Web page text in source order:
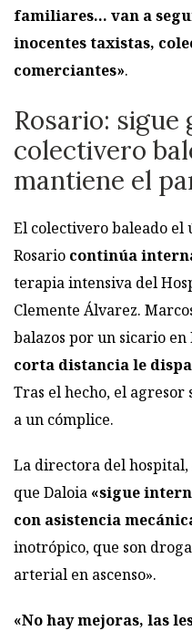
familiares… van a
inocentes taxistas,
comerciantes».
Rosario: sigue
colectivero
mantiene el
El colectivero baleado el
Rosario continúa
terapia intensiva del
Clemente Álvarez.
balazos por un sicario
corta distancia le
Tras el hecho, el agresor
a un cómplice.
La directora del hospital,
que Daloia «sigue
con asistencia
inotrópico, que son
arterial en ascenso».
«No hay mejoras, las